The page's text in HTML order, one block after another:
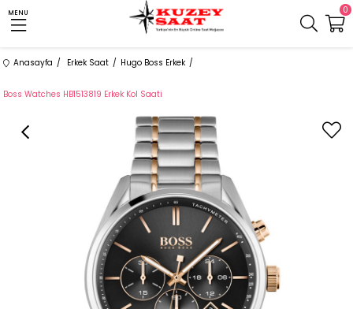
MENU 0
Anasayfa Erkek Saat Hugo Boss Erkek
Boss Watches HB1513819 Erkek Kol Saati